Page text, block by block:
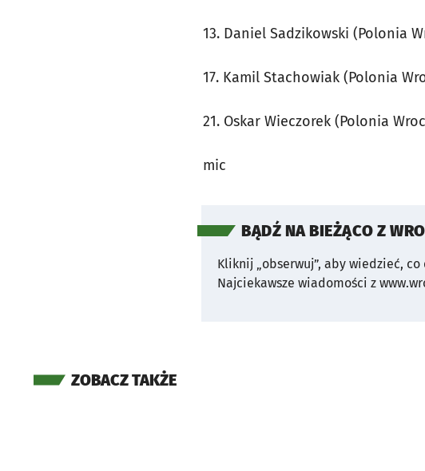
13. Daniel Sadzikowski (Polonia
17. Kamil Stachowiak (Polonia
21. Oskar Wieczorek (Polonia
mic
BĄDŹ NA BIEŻĄCO Z
Kliknij „obserwuj”, aby wiedzieć, co
Najciekawsze wiadomości z
ZOBACZ TAKŻE